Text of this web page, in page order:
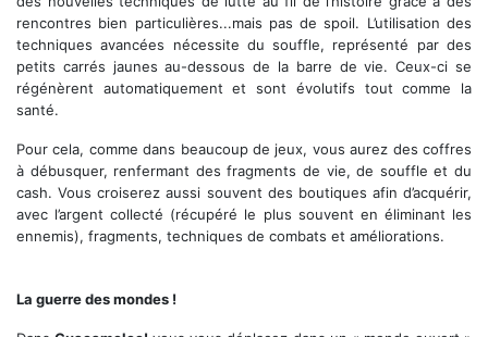
rencontres bien particulières...mais pas de spoil. L’utilisation des
techniques avancées nécessite du souffle, représenté par des
petits carrés jaunes au-dessous de la barre de vie. Ceux-ci se
régénèrent automatiquement et sont évolutifs tout comme la
santé.
Pour cela, comme dans beaucoup de jeux, vous aurez des coffres
à débusquer, renfermant des fragments de vie, de souffle et du
cash. Vous croiserez aussi souvent des boutiques afin d’acquérir,
avec l’argent collecté (récupéré le plus souvent en éliminant les
ennemis), fragments, techniques de combats et améliorations.
La guerre des mondes !